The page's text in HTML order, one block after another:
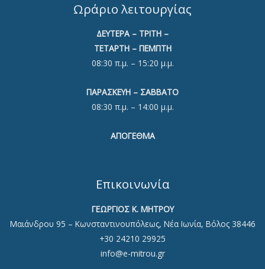
Ωράριο λειτουργίας
ΔΕΥΤΕΡΑ – ΤΡΙΤΗ –
ΤΕΤΑΡΤΗ – ΠΕΜΠΤΗ
08:30 π.μ. – 15:20 μ.μ.
ΠΑΡΑΣΚΕΥΗ – ΣΑΒΒΑΤΟ
08:30 π.μ. – 14:00 μ.μ.
ΑΠΟΓΕΘΜΑ
Επικοινωνία
ΓΕΩΡΓΙΟΣ Κ. ΜΗΤΡΟΥ
Μαιάνδρου 95 – Κωνσταντινουπόλεως, Νέα Ιωνία, Βόλος 38446
+30 24210 29925
info@e-mitrou.gr